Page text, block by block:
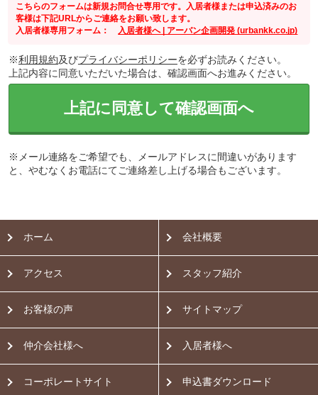
こちらのフォームは新規お問合せ専用です。入居者様または申込済みのお
客様は下記URLからご連絡をお願い致します。
入居者様専用フォーム： 入居者様へ | アーバン企画開発 (urbankk.co.jp)
※利用規約及びプライバシーポリシーを必ずお読みください。
上記内容に同意いただいた場合は、確認画面へお進みください。
上記に同意して確認画面へ
※メール連絡をご希望でも、メールアドレスに間違いがあります
と、やむなくお電話にてご連絡差し上げる場合もございます。
ホーム 会社概要
アクセス スタッフ紹介
お客様の声 サイトマップ
仲介会社様へ 入居者様へ
コーポレートサイト 申込書ダウンロード